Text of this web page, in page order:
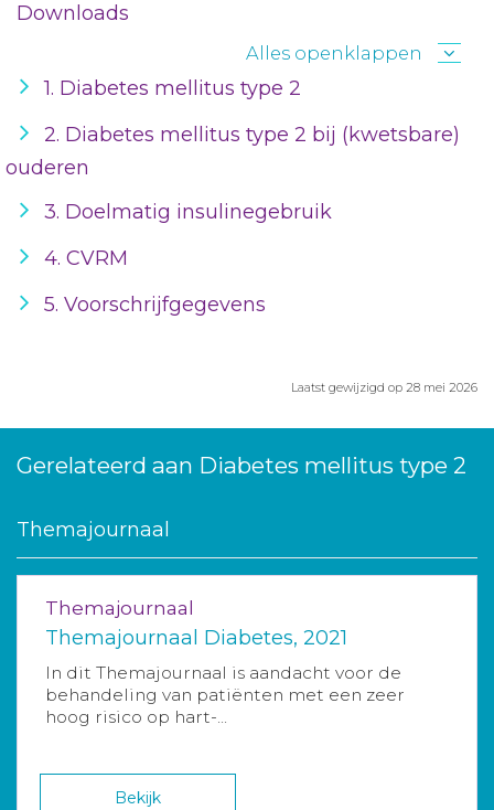
Downloads
Alles openklappen
1. Diabetes mellitus type 2
2. Diabetes mellitus type 2 bij (kwetsbare)
ouderen
3. Doelmatig insulinegebruik
4. CVRM
5. Voorschrijfgegevens
Laatst gewijzigd op 28 mei 2026
Gerelateerd aan Diabetes mellitus type 2
Themajournaal
Themajournaal
Themajournaal Diabetes, 2021
In dit Themajournaal is aandacht voor de
behandeling van patiënten met een zeer
hoog risico op hart-...
Bekijk